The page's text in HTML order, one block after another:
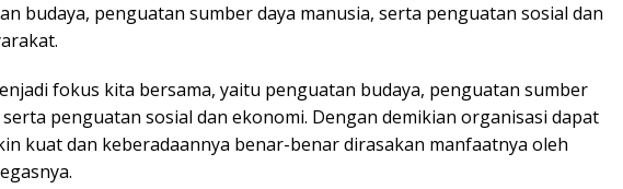
budaya, penguatan sumber daya manusia, serta penguatan sosial dan
fokus kita bersama, yaitu penguatan budaya, penguatan sumber
serta penguatan sosial dan ekonomi. Dengan demikian organisasi dapat
kuat dan keberadaannya benar-benar dirasakan manfaatnya oleh